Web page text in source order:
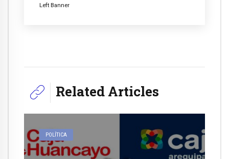
Left Banner
Related Articles
POLÍTICA